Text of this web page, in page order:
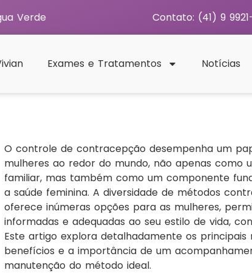
Verde Contato: (41) 9
Exames e Tratamentos Notícias
O controle de contracepção desempenha um
mulheres ao redor do mundo, não apenas como
familiar, mas também como um componente
a saúde feminina. A diversidade de métodos
oferece inúmeras opções para as mulheres,
informadas e adequadas ao seu estilo de vida,
Este artigo explora detalhadamente os
benefícios e a importância de um
manutenção do método ideal.